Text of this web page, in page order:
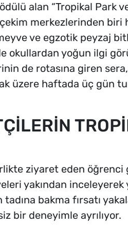
alan “Tropikal Park
merkezlerinden biri
ve egzotik peyzaj
okullardan yoğun ilgi
de rotasına giren
üzere haftada üç gün
ziyaret eden öğrenci
yakından
tadına bakma fırsatı
bir deneyimle ayrılıyor.